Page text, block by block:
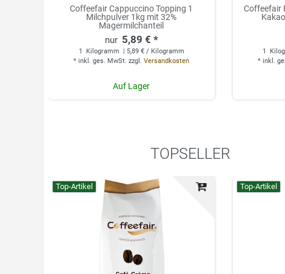
Coffeefair Cappuccino Topping 1
Milchpulver 1kg mit 32%
Magermilchanteil
5,89 € *
1 Kilogramm
| 5,89 € / Kilogramm
*inkl. ges. MwSt. zzgl.Versandkosten
Auf Lager
Coffeefair
1
* inkl.
TOPSELLER
Top-Artikel Top-Artikel